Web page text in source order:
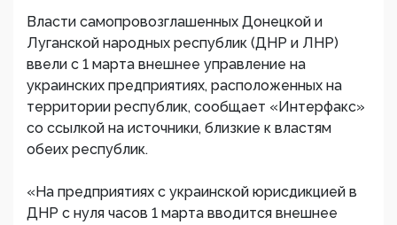
Власти самопровозглашенных Донецкой и
Луганской народных республик (ДНР и ЛНР)
ввели с 1 марта внешнее управление на
украинских предприятиях, расположенных на
территории республик, сообщает «Интерфакс»
со ссылкой на источники, близкие к властям
обеих республик.
«На предприятиях с украинской юрисдикцией в
ДНР с нуля часов 1 марта вводится внешнее